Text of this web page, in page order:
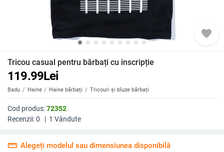
favorite
Tricou casual pentru bărbați cu inscripție
119.99Lei
Badu Haine Haine bărbați Tricouri și bluze bărbați
Cod produs:72352
Recenzii:0 | 1 Vândute
straighten Alegeți modelul sau dimensiunea disponibilă